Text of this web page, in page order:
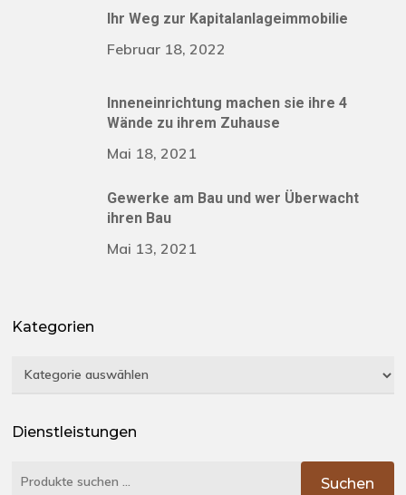
Ihr Weg zur Kapitalanlageimmobilie
Februar 18, 2022
Inneneinrichtung machen sie ihre 4
Wände zu ihrem Zuhause
Mai 18, 2021
Gewerke am Bau und wer Überwacht
ihren Bau
Mai 13, 2021
Kategorien
Kategorien
Dienstleistungen
Suchen
Suchen